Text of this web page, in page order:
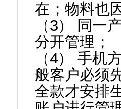
在；物料也
（3） 同一
分开管理；
（4） 手机
般客户必须
全款才安排